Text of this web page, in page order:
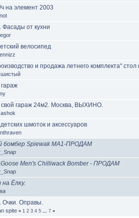
на элемент 2003
Фасады от кухни
велосипед
и продажа летнего комплекта" стол
гараж 24м2. Москва, ВЫХИНО.
шмоток и аксессуаров
бомбер Spiewak MA1-ПРОДАМ
Men's Chilliwack Bomber - ПРОДАМ
Ёлку.
Очки. Оправы.
spite « 1 2 3 4 5 ... 7»